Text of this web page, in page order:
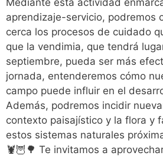
Mediante esta actividad
aprendizaje-servicio, podremos
cerca los procesos de cuidado
que la vendimia, que tendrá
septiembre, pueda ser más
jornada, entenderemos cómo
campo puede influir en el
Además, podremos incidir
contexto paisajístico y la flora y
estos sistemas naturales
🦞🦉🌳 Te invitamos a